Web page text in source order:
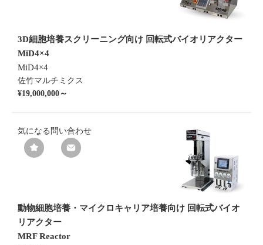
3D細胞培養スクリーニング向け 回転式バイオリアクター
MiD4×4
MiD4×4
佐竹マルチミクス
¥19,000,000～
気になる 問い合わせ
動物細胞培養・マイクロキャリア培養向け 回転式バイオ
リアクター
MRF Reactor